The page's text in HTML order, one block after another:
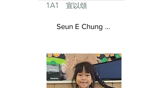
1A1 宣以頌
Seun E Chung Aston